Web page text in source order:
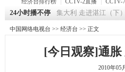
经济台排行榜 CCTV-2直播 CCTV-
24小时播不停
[生财有道]大集大利 走进湛江（下） （
中国网络电视台 >> 经济台 >> 正文
[今日观察]通胀
2010年05